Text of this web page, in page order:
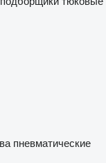
пневматические